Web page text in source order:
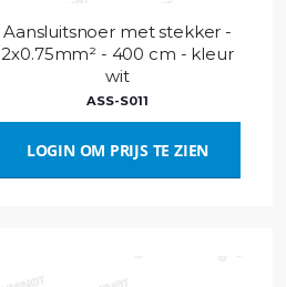
Aansluitsnoer met stekker -
2x0.75mm² - 400 cm - kleur
wit
ASS-S011
LOGIN OM PRIJS TE ZIEN